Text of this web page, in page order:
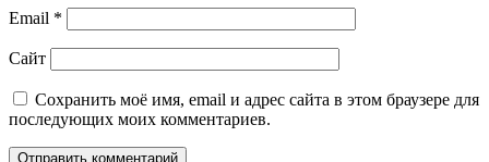
Email *
Сайт
Сохранить моё имя, email и адрес сайта в этом браузере для
последующих моих комментариев.